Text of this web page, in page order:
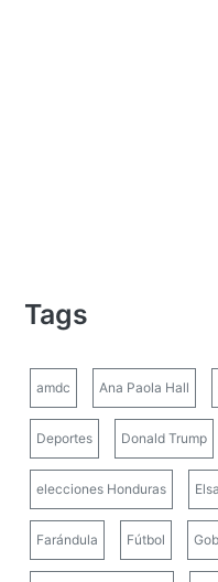
Tags
amdc Ana Paola Hall
Deportes Donald Trump
elecciones Honduras
Farándula Fútbol